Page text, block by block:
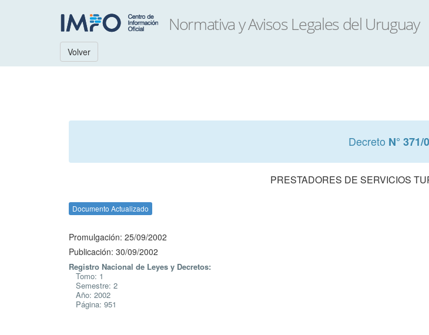
Volver
Decreto N° 371/
PRESTADORES DE SERVICIOS
Documento Actualizado
Promulgación: 25/09/2002
Publicación: 30/09/2002
Registro Nacional de Leyes y Decretos:
Tomo: 1
Semestre: 2
Año: 2002
Página: 951